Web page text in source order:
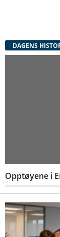
DAGENS
Opptøyene i